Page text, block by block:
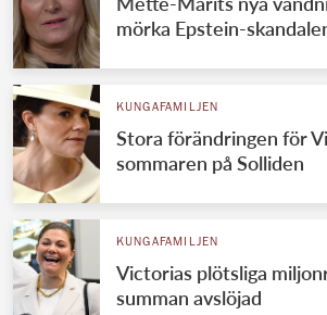
mörka Epstein-
KUNGAFAMILJEN
Stora förändringen för
sommaren på Solliden
KUNGAFAMILJEN
Victorias plötsliga
summan avslöjad